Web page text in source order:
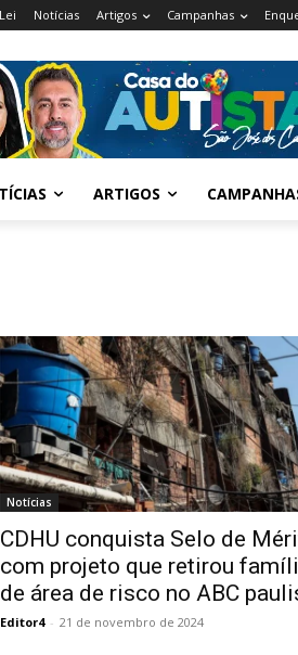
Notícias Artigos Campanhas
ARTIGOS
Notícias
CDHU conquista Selo de
com projeto que retirou
de área de risco no ABC
Editor4 - 21 de novembro de 2024